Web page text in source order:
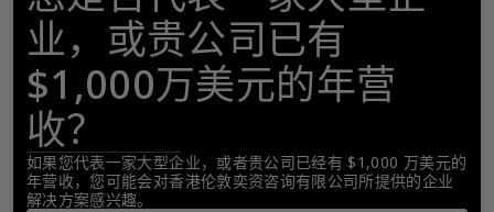
业，或贵公司已有
$1,000万美元的年营
收？
如果您代表一家大型企业，或者贵公司已经有 $1,000 万美元的
年营收，您可能会对香港伦敦奕资咨询有限公司所提供的企业
解决方案感兴趣。